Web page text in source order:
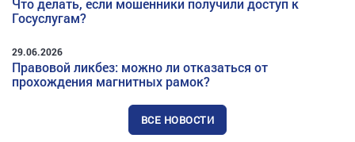
Госуслугам?
29.06.2026
Правовой ликбез: можно ли отказаться от
прохождения магнитных рамок?
ВСЕ НОВОСТИ